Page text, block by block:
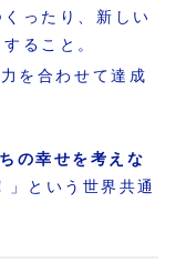
ったり、新しい
ること。
を合わせて達成
の幸せを考えな
」という世界共通